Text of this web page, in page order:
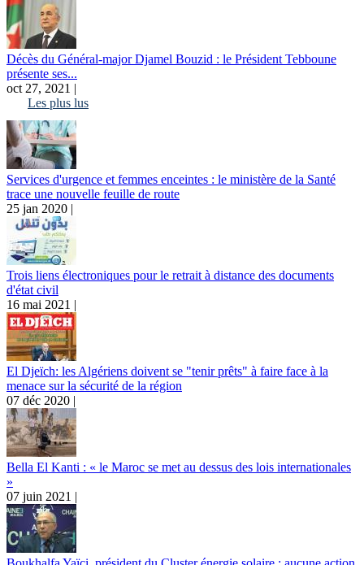
Décès du Général-major Djamel Bouzid : le Président Tebboune
présente ses...
oct 27, 2021 |
Les plus lus
Services d'urgence et femmes enceintes : le ministère de la Santé
trace une nouvelle feuille de route
25 jan 2020 |
Trois liens électroniques pour le retrait à distance des documents
d'état civil
16 mai 2021 |
El Djeïch: les Algériens doivent se "tenir prêts" à faire face à la
menace sur la sécurité de la région
07 déc 2020 |
Bella El Kanti : « le Maroc se met au dessus des lois internationales
»
07 juin 2021 |